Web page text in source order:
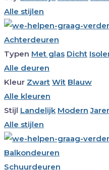
Alle stijlen
Achterdeuren
Typen Met glas Dicht
Alle deuren
Kleur Zwart Wit Blauw
Alle kleuren
Stijl Landelijk Modern
Alle stijlen
Balkondeuren
Schuurdeuren